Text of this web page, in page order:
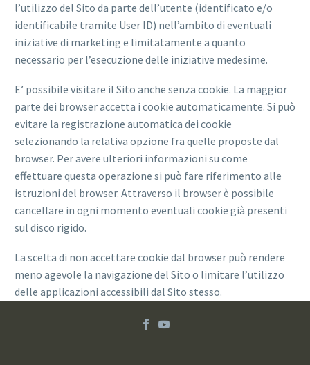
l’utilizzo del Sito da parte dell’utente (identificato e/o
identificabile tramite User ID) nell’ambito di eventuali
iniziative di marketing e limitatamente a quanto
necessario per l’esecuzione delle iniziative medesime.
E’ possibile visitare il Sito anche senza cookie. La maggior
parte dei browser accetta i cookie automaticamente. Si può
evitare la registrazione automatica dei cookie
selezionando la relativa opzione fra quelle proposte dal
browser. Per avere ulteriori informazioni su come
effettuare questa operazione si può fare riferimento alle
istruzioni del browser. Attraverso il browser è possibile
cancellare in ogni momento eventuali cookie già presenti
sul disco rigido.
La scelta di non accettare cookie dal browser può rendere
meno agevole la navigazione del Sito o limitare l’utilizzo
delle applicazioni accessibili dal Sito stesso.